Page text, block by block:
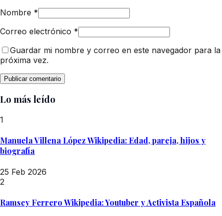
Nombre *
Correo electrónico *
Guardar mi nombre y correo en este navegador para la
próxima vez.
Lo más leído
1
Manuela Villena López Wikipedia: Edad, pareja, hijos y
biografía
25 Feb 2026
2
Ramsey Ferrero Wikipedia: Youtuber y Activista Española